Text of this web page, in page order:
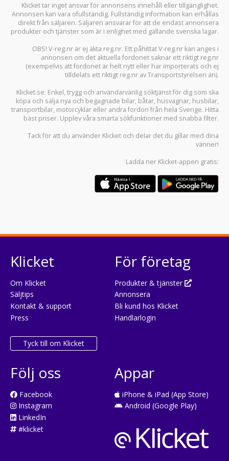
Klicket tar inget ansvar för annonsens innehåll eller tillgänglighet.
Annonsen kan vara ofullständig. Fullständig information kan erhållas
direkt från säljaren. Säljaren ansvarar för att de endast annonsera
produkter och tjänster som är i enlighet med gällande svenska lagar.
OBS! V-reg.nr är ej äkta reg.nr. Ett påhittat V-reg.nr kan anges i
annonsen om det aktuella fordonet saknar ett riktigt reg.nr
(exempelvis att fordonet är helt nytt eller har importerats och ej
tilldelats ett riktigt reg.nr av Transportstyrelsen än).
Klicket.se: Enkel, trygg och användarvänlig söktjänst för dig som ska
köpa och sälja nya och begagnade bilar, båtar, husvagnar, husbilar,
transportbilar, motorcyklar eller andra fordon från hela Sverige. Hitta
bäst priser. Upplev våra smarta sökfunktioner med snabba filter.
Tack för att du använder Klicket och delar det du gillar med dina
vänner!
Ladda ner Klicket-appen gratis:
Klicket
Om Klicket
Säljtips
Kontakt & support
Press
Tyck till om Klicket
För företag
Produkter & tjänster
Annonsera
Bli kund hos Klicket
Handlarlogin
Följ oss
Facebook
Instagram
LinkedIn
#klicket
Appar
iPhone & iPad (App Store)
Android (Google Play)